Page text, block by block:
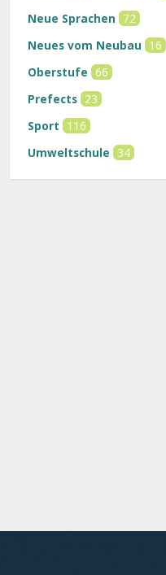
Neue Sprachen 72
Neues vom Neubau 16
Oberstufe 66
Prefects 23
Sport 116
Umweltschule 34